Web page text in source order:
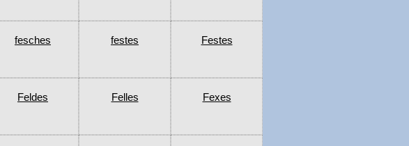
fesches festes Festes
Feldes Felles Fexes